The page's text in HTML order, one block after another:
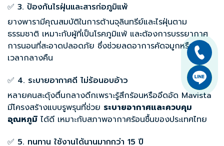
✅ 3. ป้องกันไรฝุ่นและสารก่อภูมิแพ้
ยางพารามีคุณสมบัติในการต้านจุลินทรีย์และไรฝุ่นตาม
ธรรมชาติ เหมาะกับผู้ที่เป็นโรคภูมิแพ้ และต้องการบรรยากาศ
การนอนที่สะอาดปลอดภัย ซึ่งช่วยลดอาการคัดจมูกหรือไอใน
เวลากลางคืน
✅ 4. ระบายอากาศดี ไม่ร้อนอบอ้าว
หลายคนสะดุ้งตื่นกลางดึกเพราะรู้สึกร้อนหรืออึดอัด Mavista
มีโครงสร้างแบบรูพรุนที่ช่วย ระบายอากาศและควบคุม
อุณหภูมิ ได้ดี เหมาะกับสภาพอากาศร้อนชื้นของประเทศไทย
✅ 5. ทนทาน ใช้งานได้นานมากกว่า 15 ปี